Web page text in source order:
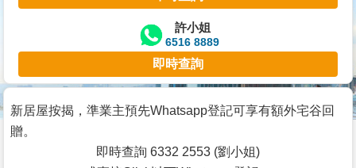
宅
谷
按
許小姐
6516 8889
即時查詢
新居屋按揭，準業主預先Whatsapp登記可享有額外宅谷回
贈。
即時查詢 6332 2553 (劉小姐)